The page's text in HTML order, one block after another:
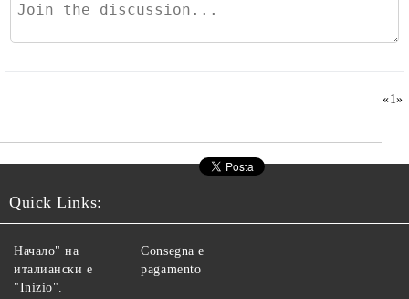
«1»
Quick Links:
Начало" на
италиански е
"Inizio".
Consegna e
pagamento